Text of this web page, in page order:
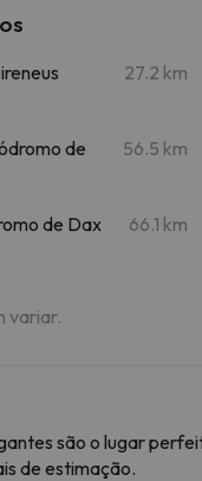
27.2 km
de
56.5 km
de Dax
66.1 km
variar.
são o lugar
de estimação.